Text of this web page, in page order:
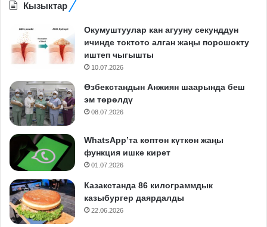
Кызыктар
Окумуштуулар кан агууну секунддун
ичинде токтото алган жаңы порошокту
иштеп чыгышты
10.07.2026
Өзбекстандын Анжиян шаарында беш
эм төрөлдү
08.07.2026
WhatsApp’та көптөн күткөн жаңы
функция ишке кирет
01.07.2026
Казакстанда 86 килограммдык
казыбургер даярдалды
22.06.2026